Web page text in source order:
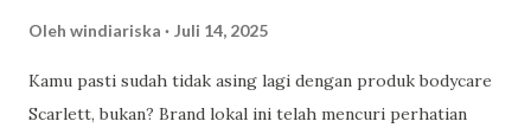
Oleh windiariska Juli 14, 2025
Kamu pasti sudah tidak asing lagi dengan produk bodycare
Scarlett, bukan? Brand lokal ini telah mencuri perhatian